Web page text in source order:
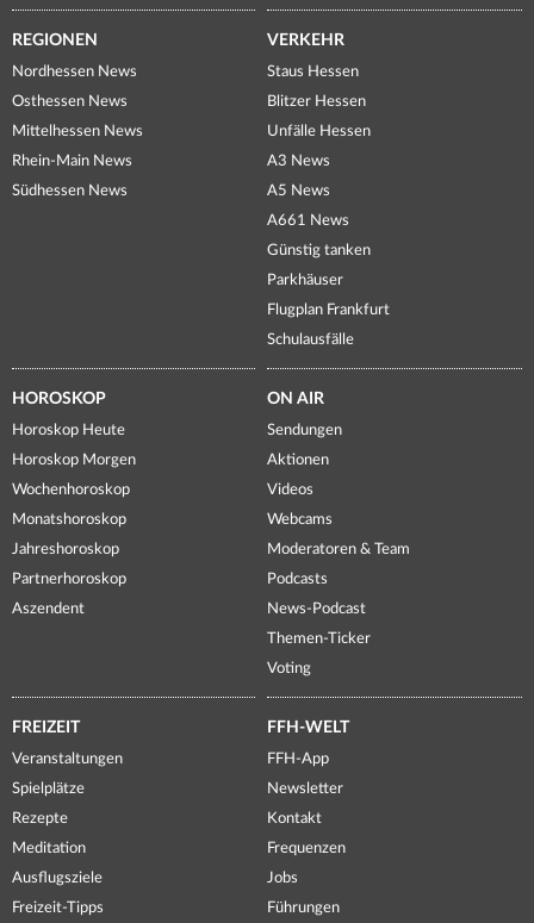
REGIONEN
Nordhessen News
Osthessen News
Mittelhessen News
Rhein-Main News
Südhessen News
VERKEHR
Staus Hessen
Blitzer Hessen
Unfälle Hessen
A3 News
A5 News
A661 News
Günstig tanken
Parkhäuser
Flugplan Frankfurt
Schulausfälle
HOROSKOP
Horoskop Heute
Horoskop Morgen
Wochenhoroskop
Monatshoroskop
Jahreshoroskop
Partnerhoroskop
Aszendent
ON AIR
Sendungen
Aktionen
Videos
Webcams
Moderatoren & Team
Podcasts
News-Podcast
Themen-Ticker
Voting
FREIZEIT
Veranstaltungen
Spielplätze
Rezepte
Meditation
Ausflugsziele
Freizeit-Tipps
FFH-WELT
FFH-App
Newsletter
Kontakt
Frequenzen
Jobs
Führungen